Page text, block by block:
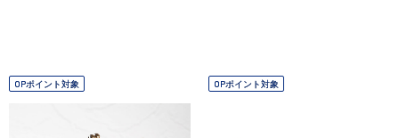
OPポイント対象 OPポイント対象